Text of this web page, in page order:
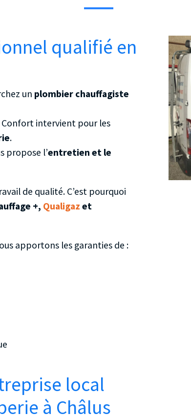
qualifié en
un plombier chauffagiste
Confort intervient pour les
.
propose l’entretien et le
de qualité. C’est pourquoi
+, Qualigaz et
apportons les garanties de :
local
à Châlus